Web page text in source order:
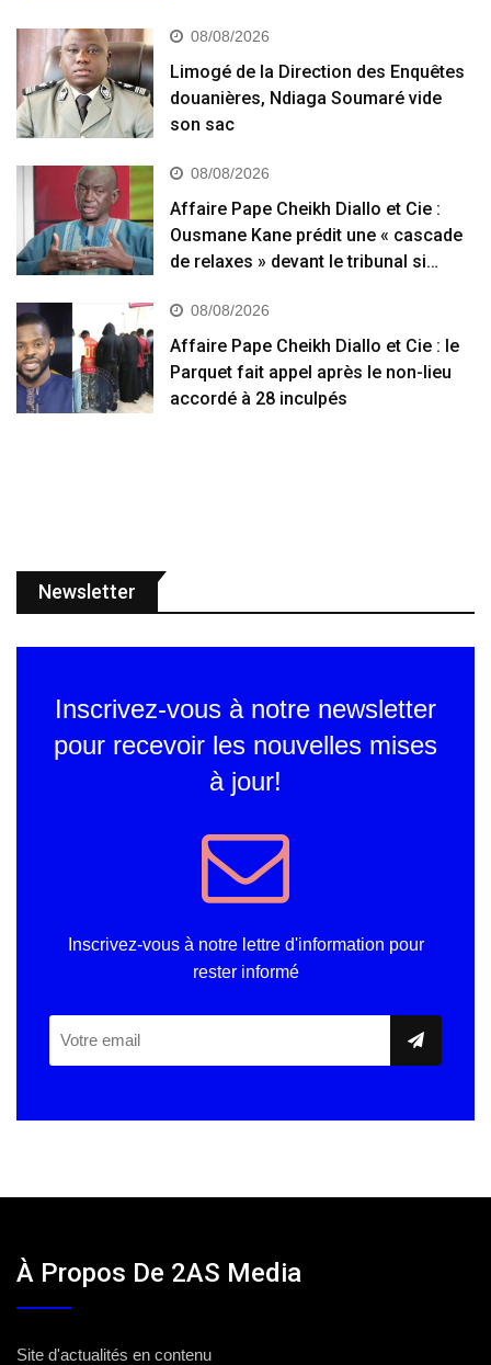
08/08/2026
Limogé de la Direction des Enquêtes
douanières, Ndiaga Soumaré vide
son sac
08/08/2026
Affaire Pape Cheikh Diallo et Cie :
Ousmane Kane prédit une « cascade
de relaxes » devant le tribunal si…
08/08/2026
Affaire Pape Cheikh Diallo et Cie : le
Parquet fait appel après le non-lieu
accordé à 28 inculpés
Newsletter
Inscrivez-vous à notre newsletter
pour recevoir les nouvelles mises
à jour!
Inscrivez-vous à notre lettre d'information pour
rester informé
À Propos De 2AS Media
Site d'actualités en contenu